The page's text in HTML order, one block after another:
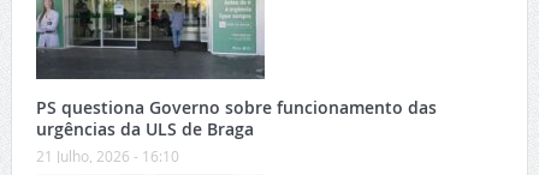
PS questiona Governo sobre funcionamento das
urgências da ULS de Braga
21 Julho, 2026 - 16:10